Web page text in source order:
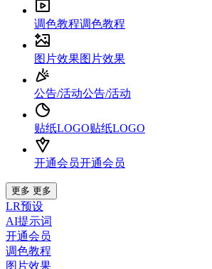
调色教程调色教程
图片效果图片效果
公告/活动公告/活动
贴纸LOGO贴纸LOGO
开通会员开通会员
更多 更多
LR预设
AI提示词
开通会员
调色教程
图片效果